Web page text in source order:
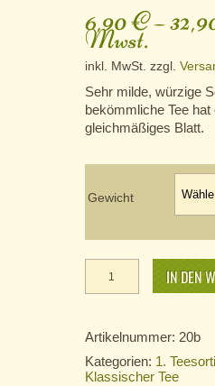
6,90€–
Mwst.
inkl. MwSt. zzgl.
Sehr milde, würzige
bekömmliche Tee hat
gleichmäßiges Blatt.
Gewicht
Szechuan
O.P. Menge
IN DEN
Artikelnummer: 20b
Kategorien: 1.
Klassischer Tee